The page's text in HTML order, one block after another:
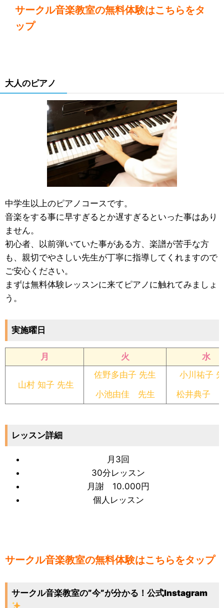
サークル音楽教室の無料体験はこちらをタ
ップ
大人のピアノ
中学生以上のピアノコースです。
音楽をする事に早すぎるとか遅すぎるといった事はあり
ません。
初心者、以前弾いていた事がある方、楽譜が苦手な方
も、親切でやさしい先生が丁寧に指導してくれますので
ご安心ください。
まずは無料体験レッスンに来てピアノに触れてみましょ
う。
実施曜日
月 火 水
山村 知子 先生
佐野多由子 先生
小池由佳 先生
小川祐子
松井典子
レッスン詳細
月3回
30分レッスン
月謝 10.000円
個人レッスン
サークル音楽教室の無料体験はこちらをタップ
サークル音楽教室の”今”が分かる！公式Instagram